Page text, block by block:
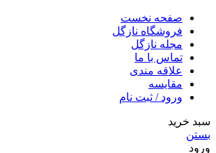
صفحه نخست
فروشگاه نازگل
مجله نازگل
تماس با ما
علاقه مندی
مقایسه
ورود / ثبت نام
سبد خرید
بستن
ورود